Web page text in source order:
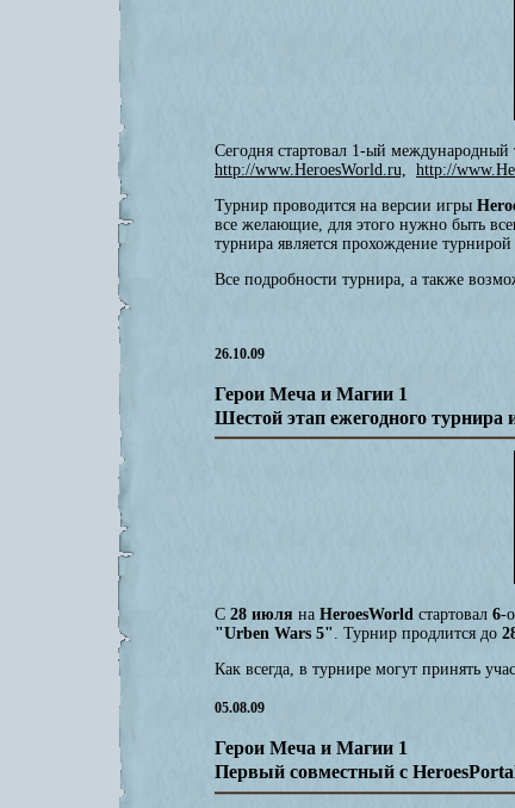
Сегодня стартовал 1-ый международный
http://www.HeroesWorld.ru,
http://
Турнир проводится на версии игры
все желающие, для этого нужно быть
турнира является прохождение
Все подробности турнира, а также
26.10.09
Герои Меча и Магии 1
Шестой этап ежегодного турнира
С 28 июля на HeroesWorld стартовал 6-
"Urben Wars 5" . Турнир продлится до
Как всегда, в турнире могут принять
05.08.09
Герои Меча и Магии 1
Первый совместный с